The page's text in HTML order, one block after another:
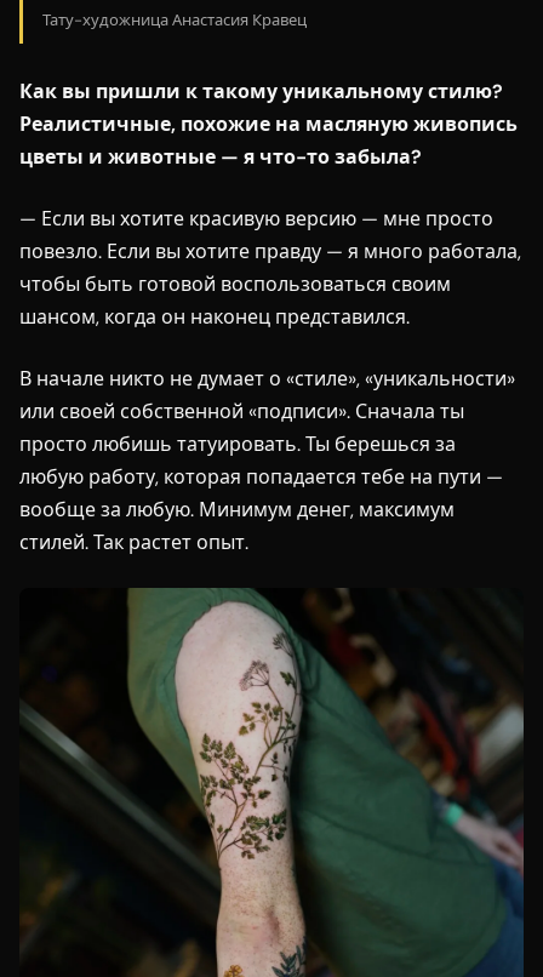
Тату-художница Анастасия Кравец
Как вы пришли к такому уникальному стилю?
Реалистичные, похожие на масляную живопись
цветы и животные — я что-то забыла?
— Если вы хотите красивую версию — мне просто
повезло. Если вы хотите правду — я много работала,
чтобы быть готовой воспользоваться своим
шансом, когда он наконец представился.
В начале никто не думает о «стиле», «уникальности»
или своей собственной «подписи». Сначала ты
просто любишь татуировать. Ты берешься за
любую работу, которая попадается тебе на пути —
вообще за любую. Минимум денег, максимум
стилей. Так растет опыт.